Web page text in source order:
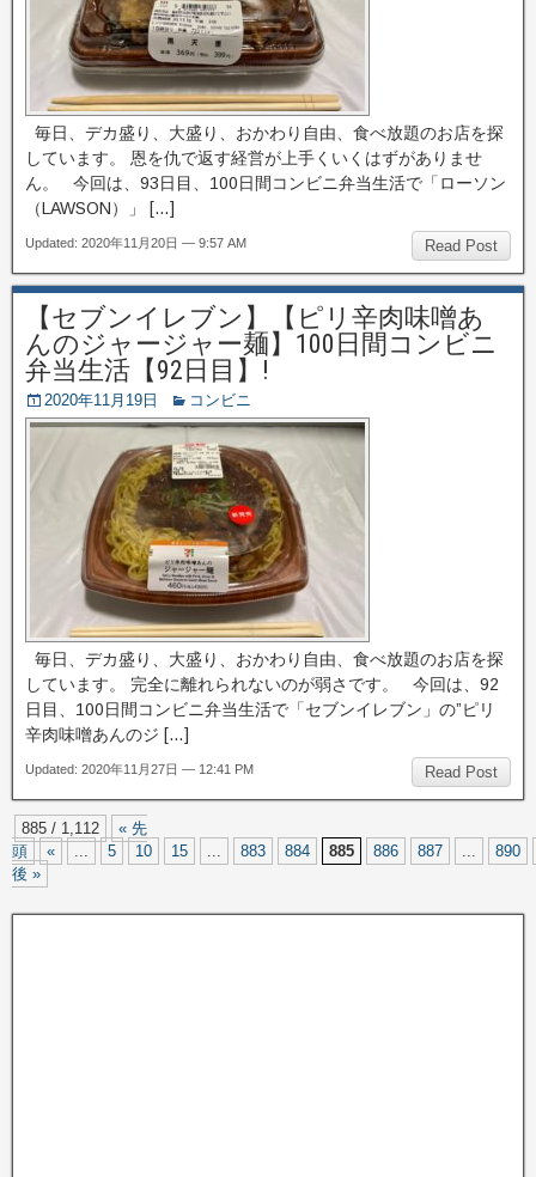
毎日、デカ盛り、大盛り、おかわり自由、食べ放題のお店を探
しています。 恩を仇で返す経営が上手くいくはずがありませ
ん。 今回は、93日目、100日間コンビニ弁当生活で「ローソン
（LAWSON）」 […]
Read Post
Updated: 2020年11月20日 — 9:57 AM
【セブンイレブン】【ピリ辛肉味噌あ
んのジャージャー麺】100日間コンビニ
弁当生活【92日目】!
2020年11月19日 コンビニ
毎日、デカ盛り、大盛り、おかわり自由、食べ放題のお店を探
しています。 完全に離れられないのが弱さです。 今回は、92
日目、100日間コンビニ弁当生活で「セブンイレブン」の”ピリ
辛肉味噌あんのジ […]
Read Post
Updated: 2020年11月27日 — 12:41 PM
885 / 1,112
« 先
頭
« ... 5 10 15 ... 883 884 885 886 887 ...
890
後 »